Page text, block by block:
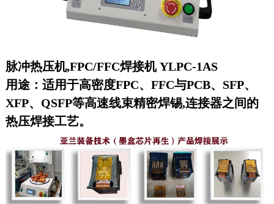
脉冲热压机,FPC/FFC焊接机 YLPC-1AS
用途：适用于高密度FPC、FFC与PCB、SFP、
XFP、QSFP等高速线束精密焊锡,连接器之间的
热压焊接工艺。